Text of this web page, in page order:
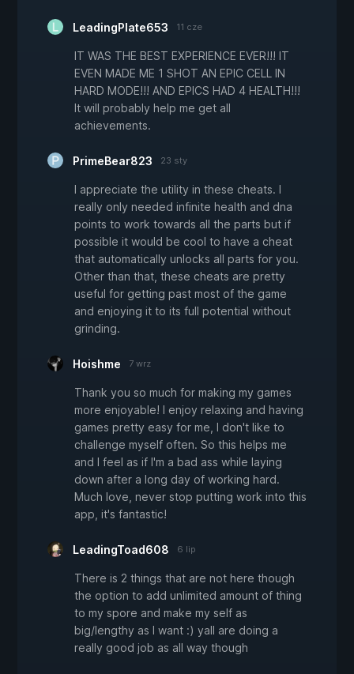
LeadingPlate653 11 cze
IT WAS THE BEST EXPERIENCE EVER!!! IT
EVEN MADE ME 1 SHOT AN EPIC CELL IN
HARD MODE!!! AND EPICS HAD 4 HEALTH!!!
It will probably help me get all
achievements.
PrimeBear823 23 sty
I appreciate the utility in these cheats. I
really only needed infinite health and dna
points to work towards all the parts but if
possible it would be cool to have a cheat
that automatically unlocks all parts for you.
Other than that, these cheats are pretty
useful for getting past most of the game
and enjoying it to its full potential without
grinding.
Hoishme 7 wrz
Thank you so much for making my games
more enjoyable! I enjoy relaxing and having
games pretty easy for me, I don't like to
challenge myself often. So this helps me
and I feel as if I'm a bad ass while laying
down after a long day of working hard.
Much love, never stop putting work into this
app, it's fantastic!
LeadingToad608 6 lip
There is 2 things that are not here though
the option to add unlimited amount of thing
to my spore and make my self as
big/lengthy as I want :) yall are doing a
really good job as all way though